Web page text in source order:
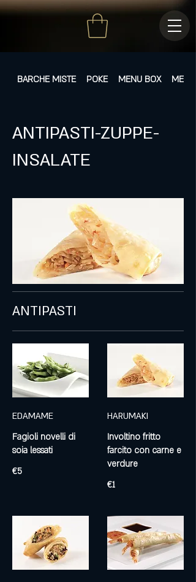
BARCHE MISTE POKE MENU BOX MENÙ
ANTIPASTI-ZUPPE-
INSALATE
ANTIPASTI
EDAMAME
Fagioli novelli di
soia lessati
€5
HARUMAKI
Involtino fritto
farcito con carne e
verdure
€1